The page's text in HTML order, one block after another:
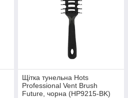
Щітка тунельна Hots
Professional Vent Brush
Future, чорна (HP9215-BK)